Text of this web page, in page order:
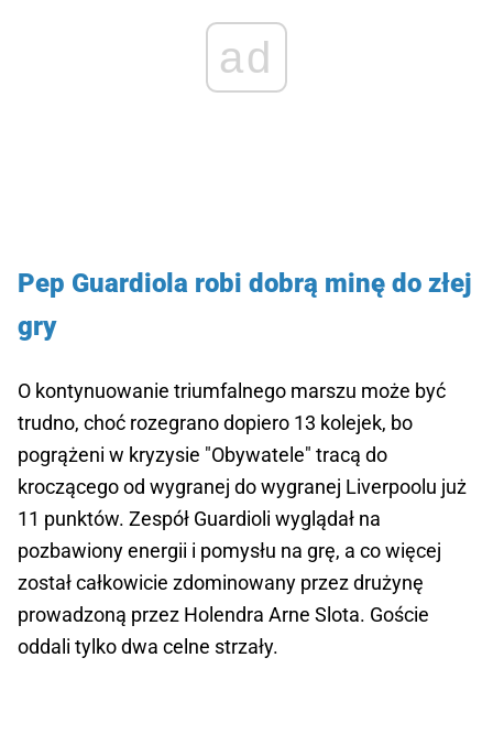
ad
Pep Guardiola robi dobrą minę do złej
gry
O kontynuowanie triumfalnego marszu może być
trudno, choć rozegrano dopiero 13 kolejek, bo
pogrążeni w kryzysie "Obywatele" tracą do
kroczącego od wygranej do wygranej Liverpoolu już
11 punktów. Zespół Guardioli wyglądał na
pozbawiony energii i pomysłu na grę, a co więcej
został całkowicie zdominowany przez drużynę
prowadzoną przez Holendra Arne Slota. Goście
oddali tylko dwa celne strzały.